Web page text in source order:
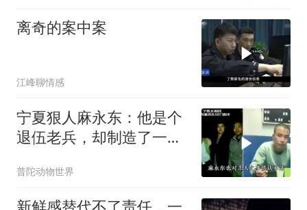
离奇的案中案
江峰聊情感
宁夏狠人麻永东：他是个
退伍老兵，却制造了一起
普陀动物世界